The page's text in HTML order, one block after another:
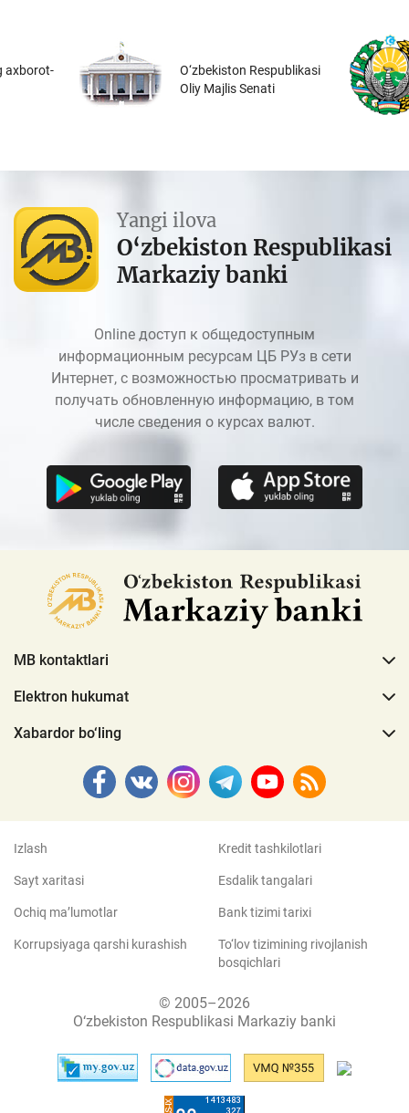
axborot-
O‘zbekiston Respublikasi
Oliy Majlis Senati
Yangi ilova
O‘zbekiston Respublikasi
Markaziy banki
Online доступ к общедоступным
информационным ресурсам ЦБ РУз в сети
Интернет, с возможностью просматривать и
получать обновленную информацию, в том
числе сведения о курсах валют.
MB kontaktlari
Elektron hukumat
Xabardor bo‘ling
Izlash
Sayt xaritasi
Ochiq ma’lumotlar
Korrupsiyaga qarshi kurashish
Kredit tashkilotlari
Esdalik tangalari
Bank tizimi tarixi
To‘lov tizimining rivojlanish
bosqichlari
© 2005–2026
O‘zbekiston Respublikasi Markaziy banki